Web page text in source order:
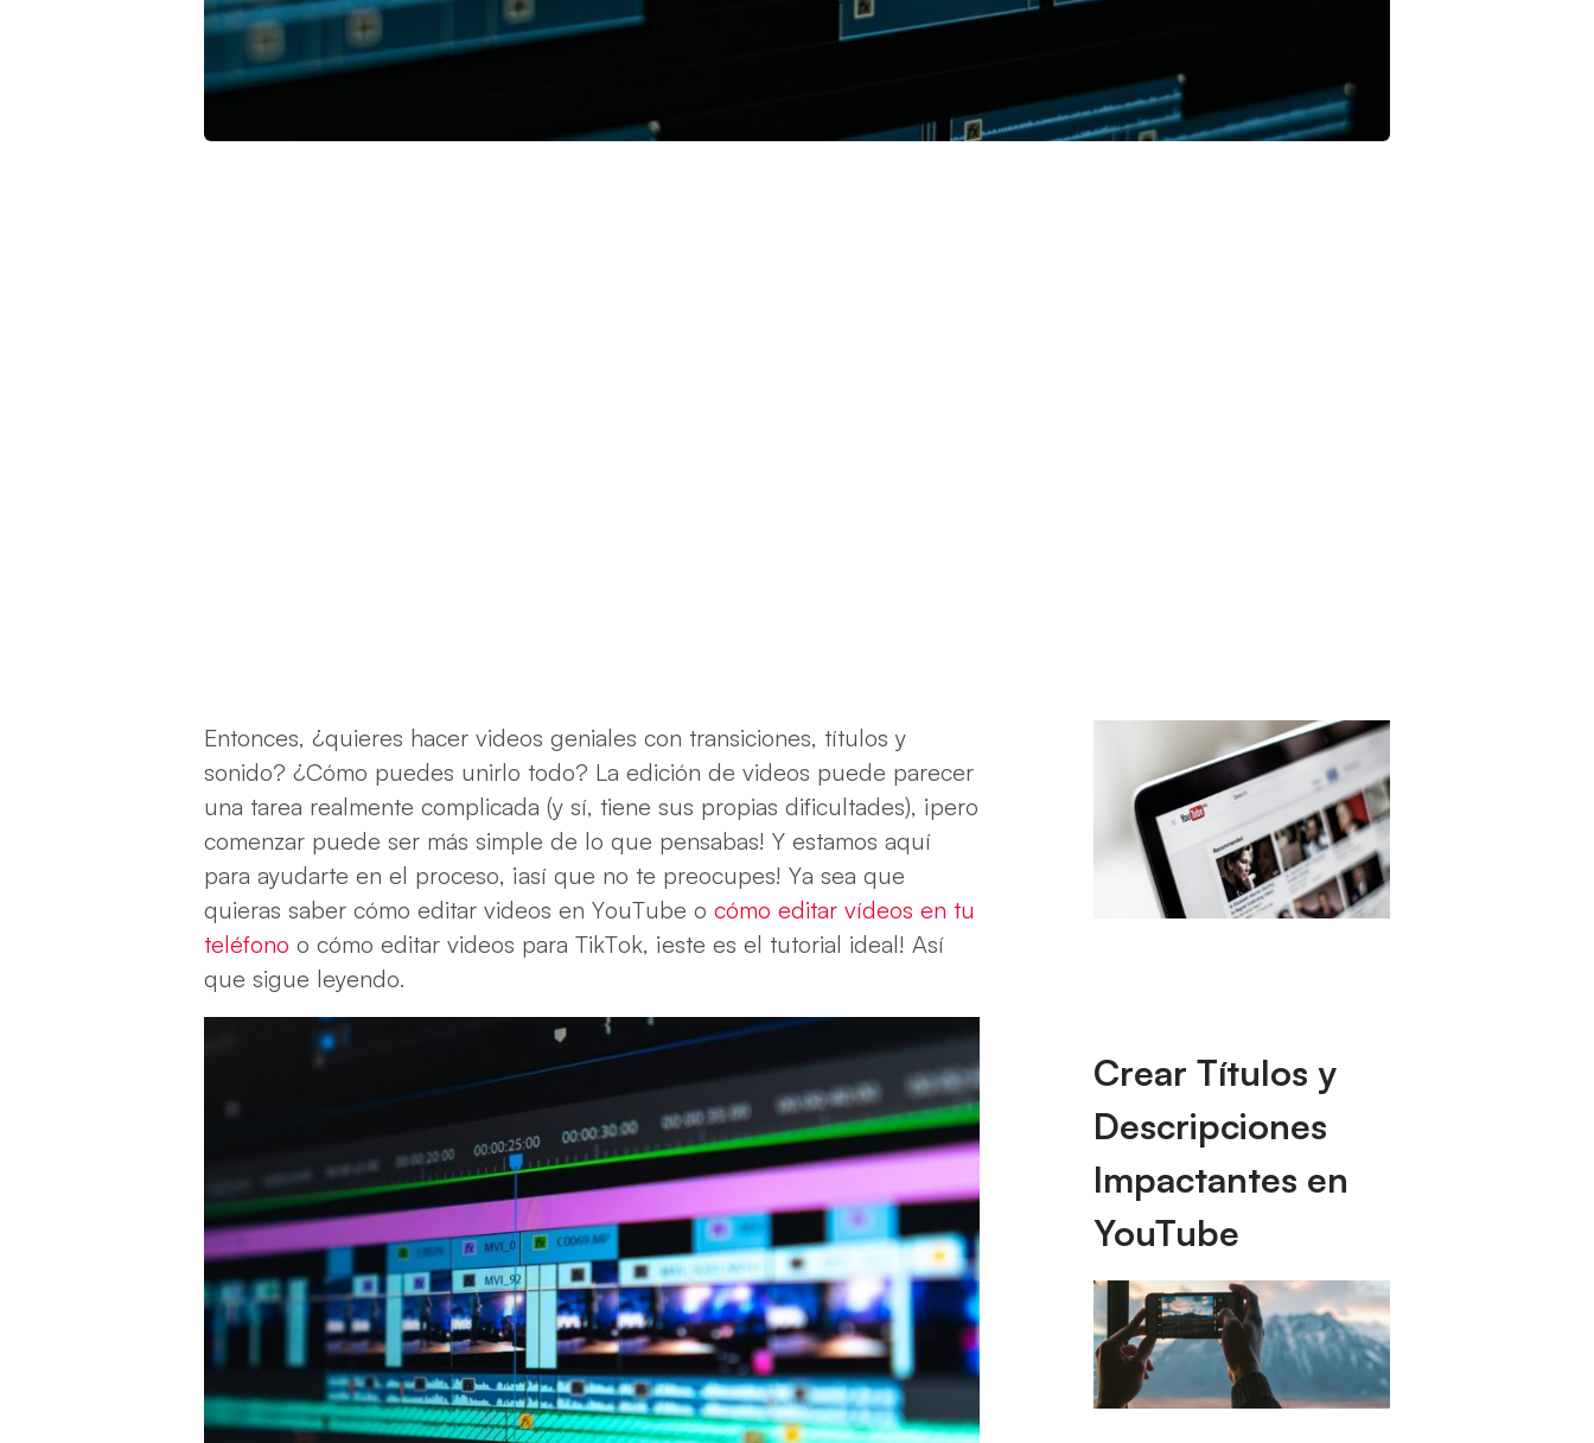
Entonces, ¿quieres hacer videos geniales con transiciones, títulos y
sonido? ¿Cómo puedes unirlo todo? La edición de videos puede parecer
una tarea realmente complicada (y sí, tiene sus propias dificultades), ¡pero
comenzar puede ser más simple de lo que pensabas! Y estamos aquí
para ayudarte en el proceso, ¡así que no te preocupes! Ya sea que
quieras saber cómo editar videos en YouTube o cómo editar vídeos en tu
teléfono o cómo editar videos para TikTok, ¡este es el tutorial ideal! Así
que sigue leyendo.
Crear Títulos y
Descripciones
Impactantes en
YouTube